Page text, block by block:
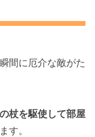
間に厄介な敵がた
杖を駆使して部屋
す。